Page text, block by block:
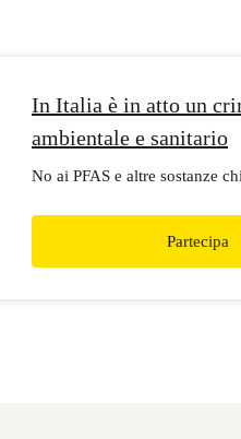
In Italia è in atto un
ambientale e sanitario
No ai PFAS e altre sostanze
Partecipa